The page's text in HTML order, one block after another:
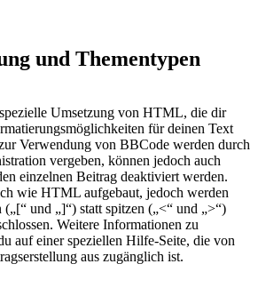
und Thementypen
Umsetzung von HTML, die dir
für deinen Text
Verwendung von BBCode werden durch
vergeben, können jedoch auch
einzelnen Beitrag deaktiviert werden.
wie HTML aufgebaut, jedoch werden
und „]“) statt spitzen („<“ und „>“)
Weitere Informationen zu
auf einer speziellen Hilfe-Seite, die von
aus zugänglich ist.